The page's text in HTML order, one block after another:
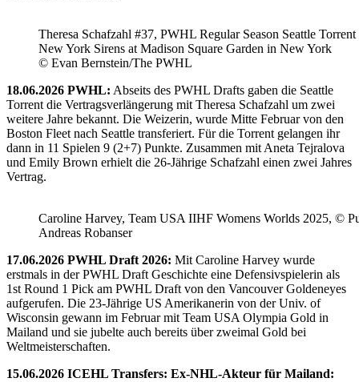
Theresa Schafzahl #37, PWHL Regular Season Seattle Torrent
New York Sirens at Madison Square Garden in New York
© Evan Bernstein/The PWHL
18.06.2026 PWHL: Abseits des PWHL Drafts gaben die Seattle
Torrent die Vertragsverlängerung mit Theresa Schafzahl um zwei
weitere Jahre bekannt. Die Weizerin, wurde Mitte Februar von den
Boston Fleet nach Seattle transferiert. Für die Torrent gelangen ihr
dann in 11 Spielen 9 (2+7) Punkte. Zusammen mit Aneta Tejralova
und Emily Brown erhielt die 26-Jährige Schafzahl einen zwei Jahres
Vertrag.
Caroline Harvey, Team USA IIHF Womens Worlds 2025, ©
Andreas Robanser
17.06.2026 PWHL Draft 2026: Mit Caroline Harvey wurde
erstmals in der PWHL Draft Geschichte eine Defensivspielerin als
1st Round 1 Pick am PWHL Draft von den Vancouver Goldeneyes
aufgerufen. Die 23-Jährige US Amerikanerin von der Univ. of
Wisconsin gewann im Februar mit Team USA Olympia Gold in
Mailand und sie jubelte auch bereits über zweimal Gold bei
Weltmeisterschaften.
15.06.2026 ICEHL Transfers: Ex-NHL-Akteur für Mailand: